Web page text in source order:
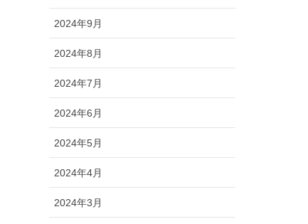
2024年9月
2024年8月
2024年7月
2024年6月
2024年5月
2024年4月
2024年3月